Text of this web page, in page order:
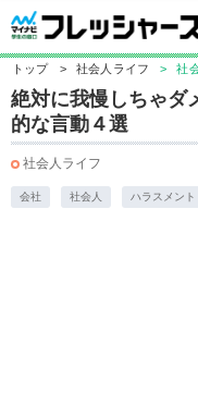
トップ > 社会人ライフ > 社
絶対に我慢しちゃダ
的な言動４選
社会人ライフ
会社 社会人 ハラスメント